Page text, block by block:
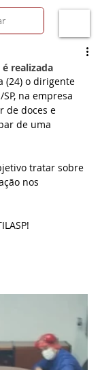
realizada
(24) o dirigente
na empresa
de doces e
de uma
tratar sobre
nos